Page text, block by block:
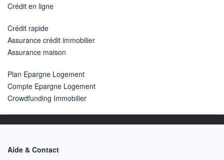
Crédit en ligne
Crédit rapide
Assurance crédit immobilier
Assurance maison
Plan Epargne Logement
Compte Epargne Logement
Crowdfunding Immobilier
Aide & Contact